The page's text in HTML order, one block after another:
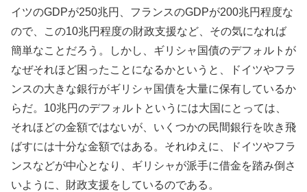
イツのGDPが250兆円、フランスのGDPが200兆円程度な
ので、この10兆円程度の財政支援など、その気になれば
簡単なことだろう。しかし、ギリシャ国債のデフォルトが
なぜそれほど困ったことになるかというと、ドイツやフラ
ンスの大きな銀行がギリシャ国債を大量に保有しているか
らだ。10兆円のデフォルトというには大国にとっては、
それほどの金額ではないが、いくつかの民間銀行を吹き飛
ばすには十分な金額ではある。それゆえに、ドイツやフラ
ンスなどが中心となり、ギリシャが派手に借金を踏み倒さ
いように、財政支援をしているのである。